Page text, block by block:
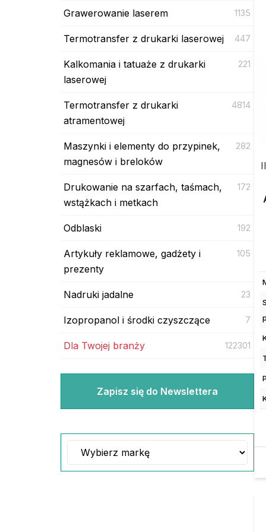
Grawerowanie laserem 1135
Termotransfer z drukarki laserowej 447
Kalkomania i tatuaże z drukarki
laserowej
221
Termotransfer z drukarki
atramentowej
4814
Maszynki i elementy do przypinek,
magnesów i breloków
282
Drukowanie na szarfach, taśmach,
wstążkach i metkach
172
Odblaski 192
Artykuły reklamowe, gadżety i
prezenty
105
Nadruki jadalne 23
Izopropanol i środki czyszczące 7
Dla Twojej branży 122301
Zapisz się do Newslettera